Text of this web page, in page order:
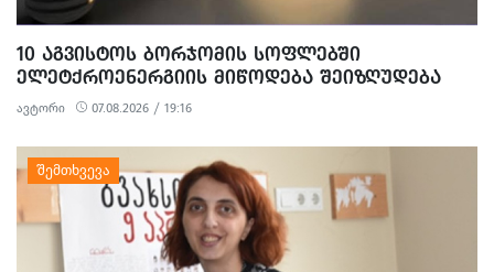
10 ᲐᲒᲕᲘᲡᲢᲝᲡ ᲑᲝᲠᲯᲝᲛᲘᲡ ᲡᲝᲤᲚᲔᲑᲨᲘ
ᲔᲚᲔᲢᲥᲠᲝᲔᲜᲔᲠᲒᲘᲘᲡ ᲛᲘᲬᲝᲓᲔᲑᲐ ᲨᲔᲘᲖᲦᲣᲓᲔᲑᲐ
ავტორი 07.08.2026 / 19:16